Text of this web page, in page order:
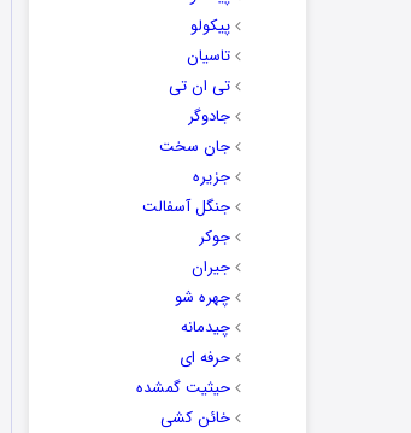
پیکولو
تاسیان
تی ان تی
جادوگر
جان سخت
جزیره
جنگل آسفالت
جوکر
جیران
چهره شو
چیدمانه
حرفه ای
حیثیت گمشده
خائن کشی